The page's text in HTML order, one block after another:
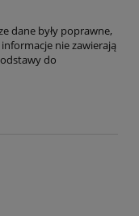
dane były poprawne,
nie zawierają
do